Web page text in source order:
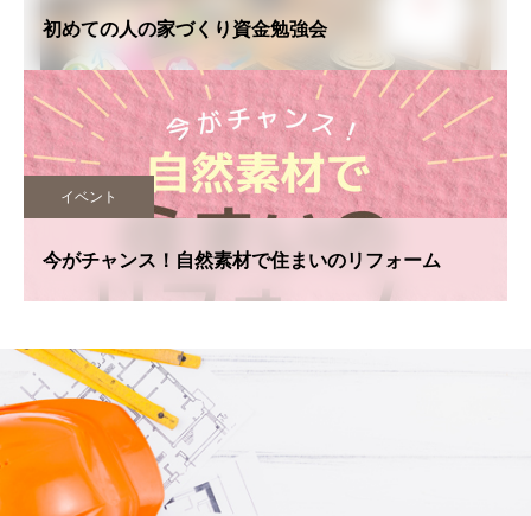
初めての人の家づくり資金勉強会
イベント
今がチャンス！自然素材で住まいのリフォーム